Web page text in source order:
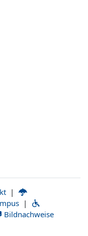
|
|
Bildnachweise